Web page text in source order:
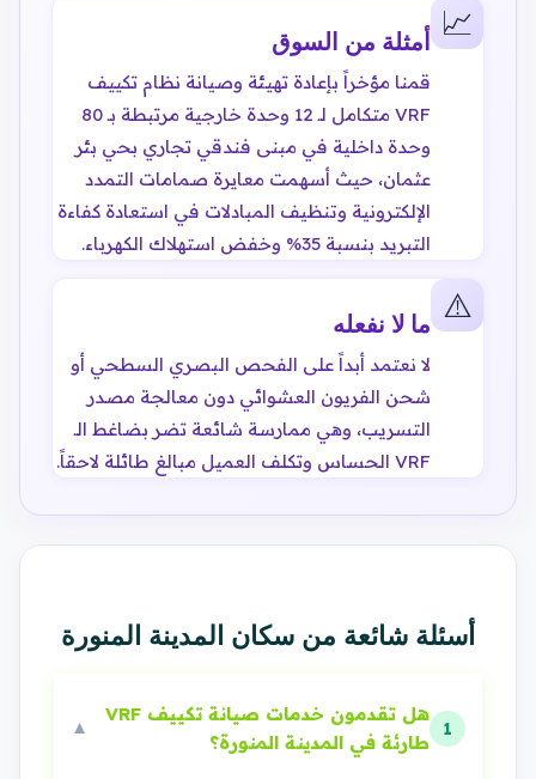
📈 أمثلة من السوق
قمنا مؤخراً بإعادة تهيئة وصيانة نظام تكييف
VRF متكامل لـ 12 وحدة خارجية مرتبطة بـ 80
وحدة داخلية في مبنى فندقي تجاري بحي بئر
عثمان، حيث أسهمت معايرة صمامات التمدد
الإلكترونية وتنظيف المبادلات في استعادة كفاءة
التبريد بنسبة 35% وخفض استهلاك الكهرباء.
⚠️ ما لا نفعله
لا نعتمد أبداً على الفحص البصري السطحي أو
شحن الفريون العشوائي دون معالجة مصدر
التسريب، وهي ممارسة شائعة تضر بضاغط الـ
VRF الحساس وتكلف العميل مبالغ طائلة لاحقاً.
أسئلة شائعة من سكان المدينة المنورة
1
هل تقدمون خدمات صيانة تكييف VRF
طارئة في المدينة المنورة؟
▼